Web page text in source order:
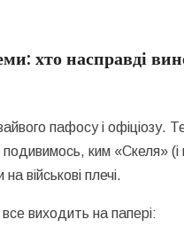
хто насправді
пафосу і
ким «Скеля» (і
військові плечі.
виходить на папері: